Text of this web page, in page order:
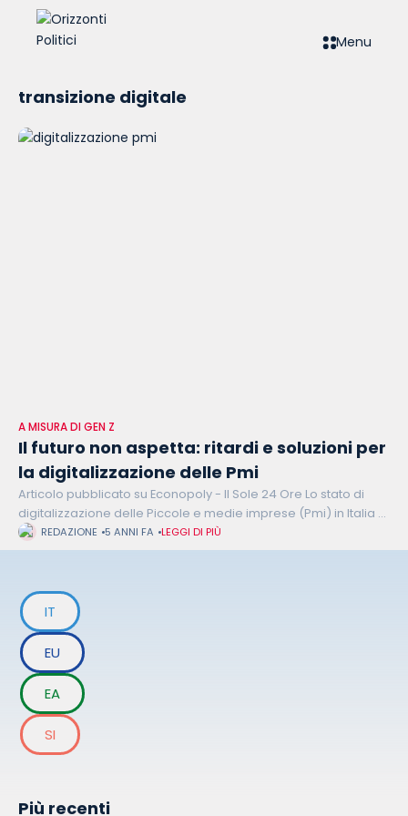
Menu
transizione digitale
A MISURA DI GEN Z
Il futuro non aspetta: ritardi e soluzioni per
la digitalizzazione delle Pmi
Articolo pubblicato su Econopoly - Il Sole 24 Ore Lo stato di
digitalizzazione delle Piccole e medie imprese (Pmi) in Italia è
ancora in fase preliminare nonostante esse siano le
REDAZIONE 5 ANNI FA LEGGI DI PIÙ
IT
EU
EA
SI
Più recenti